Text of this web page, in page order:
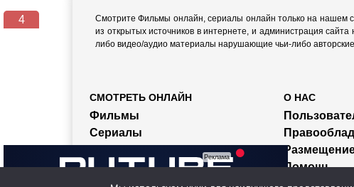
Смотрите Фильмы онлайн, сериалы онлайн только на нашем
из открытых источников в интернете, и администрация
либо видео/аудио материалы нарушающие чьи-либо
СМОТРЕТЬ ОНЛАЙН
Фильмы
Сериалы
Тв-Передачи
Трейлеры
О НАС
Помощь
3